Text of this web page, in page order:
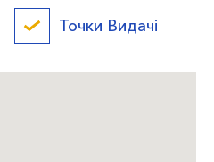
Точки Видачі